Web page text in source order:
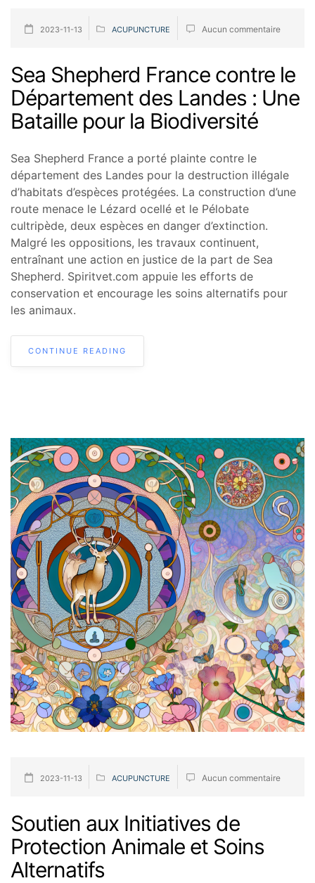
2023-11-13 ACUPUNCTURE Aucun commentaire
Sea Shepherd France contre le
Département des Landes : Une
Bataille pour la Biodiversité
Sea Shepherd France a porté plainte contre le
département des Landes pour la destruction illégale
d’habitats d’espèces protégées. La construction d’une
route menace le Lézard ocellé et le Pélobate
cultripède, deux espèces en danger d’extinction.
Malgré les oppositions, les travaux continuent,
entraînant une action en justice de la part de Sea
Shepherd. Spiritvet.com appuie les efforts de
conservation et encourage les soins alternatifs pour
les animaux.
CONTINUE READING
2023-11-13 ACUPUNCTURE Aucun commentaire
Soutien aux Initiatives de
Protection Animale et Soins
Alternatifs